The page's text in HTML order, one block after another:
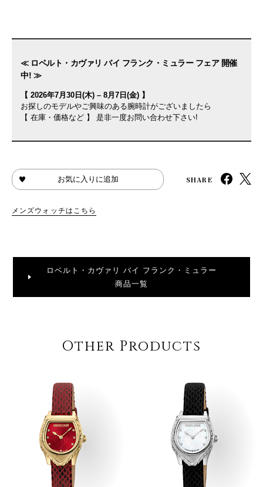
≪ ロベルト・カヴァリ バイ フランク・ミュラー フェア 開催
中! ≫
【 2026年7月30日(木) – 8月7日(金) 】
お探しのモデルやご興味のある腕時計がございましたら
【 在庫・価格など 】 是非一度お問い合わせ下さい!
お気に入りに追加 SHARE
メンズウォッチはこちら
ロベルト・カヴァリ バイ フランク・ミュラー
商品一覧
Other Products